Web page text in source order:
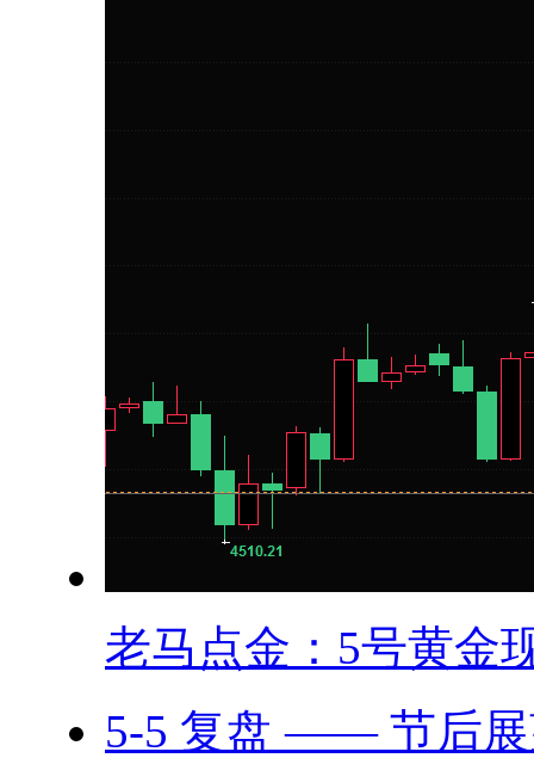
老马点金：5号黄金
5-5 复盘 —— 节后展